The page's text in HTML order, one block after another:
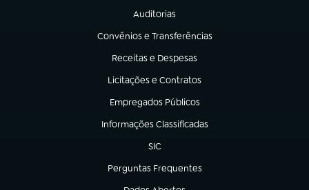
Auditorias
(abre em nova aba)
Convênios e Transferências
(abre em nova aba)
Receitas e Despesas
(abre em nova aba)
Licitações e Contratos
(abre em nova aba)
Empregados Públicos
(abre em nova aba)
Informações Classificadas
(abre em nova aba)
SIC
(abre em nova aba)
Perguntas Frequentes
(abre em nova aba)